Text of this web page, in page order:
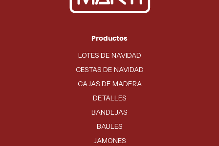
Productos
LOTES DE NAVIDAD
CESTAS DE NAVIDAD
CAJAS DE MADERA
DETALLES
BANDEJAS
BAULES
JAMONES